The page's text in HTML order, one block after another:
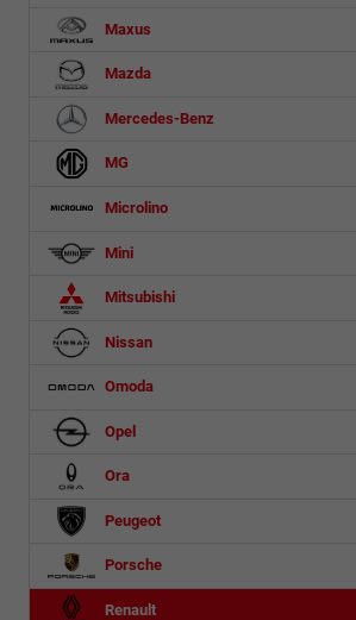
Maxus
Mazda
Mercedes-Benz
MG
Microlino
Mini
Mitsubishi
Nissan
Omoda
Opel
Ora
Peugeot
Porsche
Renault